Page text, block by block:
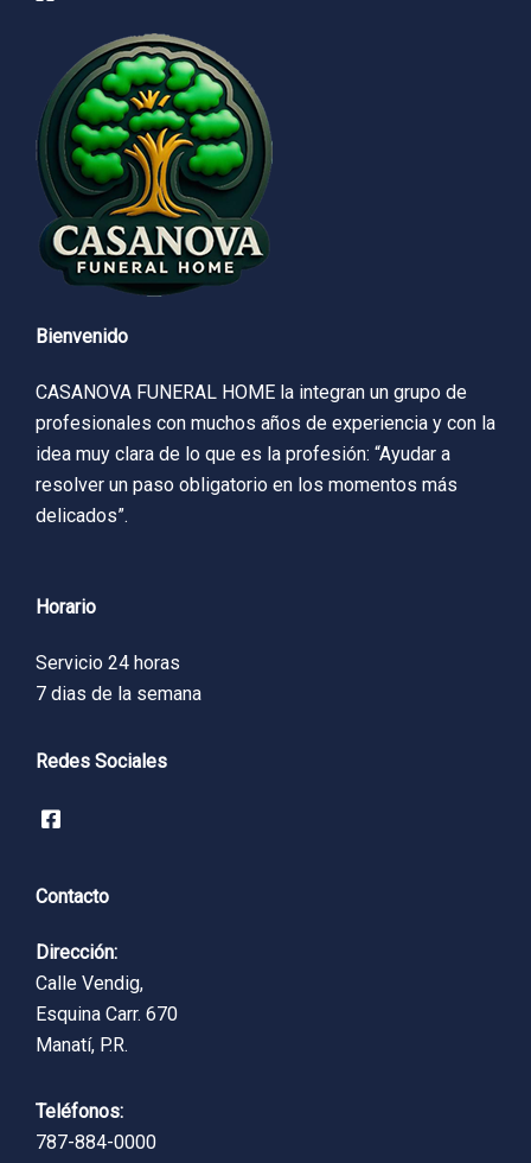
Bienvenido
CASANOVA FUNERAL HOME la integran un grupo de
profesionales con muchos años de experiencia y con la
idea muy clara de lo que es la profesión: “Ayudar a
resolver un paso obligatorio en los momentos más
delicados”.
Horario
Servicio 24 horas
7 dias de la semana
Redes Sociales
Contacto
Dirección:
Calle Vendig,
Esquina Carr. 670
Manatí, P.R.
Teléfonos:
787-884-0000